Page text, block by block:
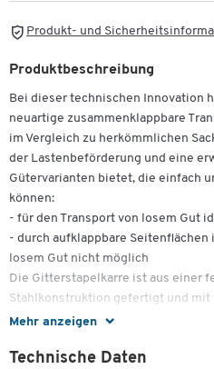
Produkt- und
Mehr anzeigen
Produktbeschreibung
Bei dieser technischen Innovation
neuartige zusammenklappbare
im Vergleich zu herkömmlichen
der Lastenbeförderung und eine
Gütervarianten bietet, die einfach
können:
- für den Transport von losem Gut
- durch aufklappbare
losem Gut nicht möglich
Die Gitterstapelkarre ist aus einer
Stahlkonstruktion gefertigt und
ausgestattet.
Oberfläche:
Technische Daten